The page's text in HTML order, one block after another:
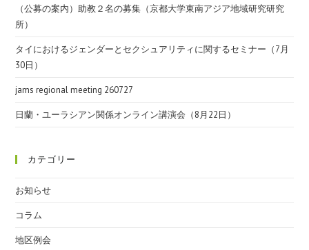
（公募の案内）助教２名の募集（京都大学東南アジア地域研究研究
所）
タイにおけるジェンダーとセクシュアリティに関するセミナー（7月
30日）
jams regional meeting 260727
日蘭・ユーラシアン関係オンライン講演会（8月22日）
カテゴリー
お知らせ
コラム
地区例会